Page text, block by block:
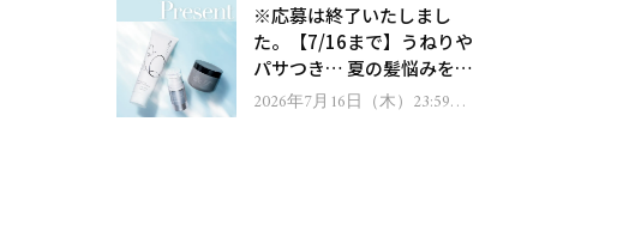
ゼント！
※応募は終了いたしまし
た。【7/16まで】うねりや
パサつき… 夏の髪悩みを解
消するヘアケアアイテムを
2026年7月16日（木）23:59ま